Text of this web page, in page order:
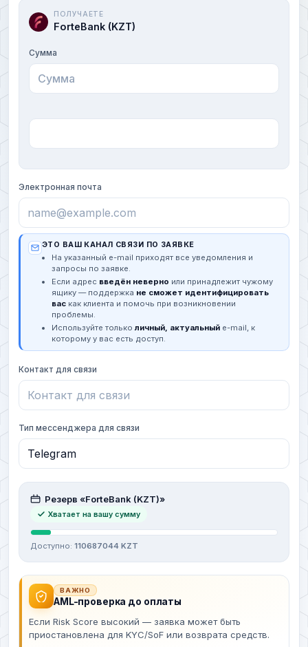
ПОЛУЧАЕТЕ
ForteBank (KZT)
Сумма
Электронная почта
ЭТО ВАШ КАНАЛ СВЯЗИ ПО ЗАЯВКЕ
На указанный e-mail приходят все уведомления и
запросы по заявке.
Если адрес введён неверно или принадлежит чужому
ящику — поддержка не сможет идентифицировать
вас как клиента и помочь при возникновении
проблемы.
Используйте тольколичный, актуальный e-mail, к
которому у вас есть доступ.
Контакт для связи
Тип мессенджера для связи
Резерв «ForteBank (KZT)»
Хватает на вашу сумму
Доступно: 110687044 KZT
ВАЖНО
AML-проверка до оплаты
Если Risk Score высокий — заявка может быть
приостановлена для KYC/SoF или возврата средств.